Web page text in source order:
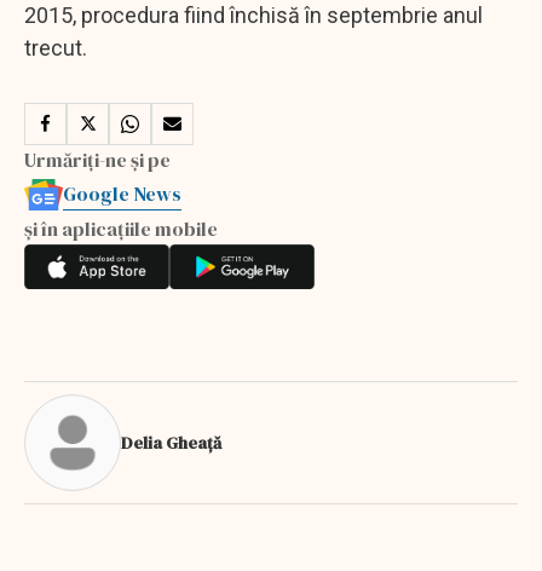
2015, procedura fiind închisă în septembrie anul
trecut.
Urmăriți-ne și pe
Google News
și în aplicațiile mobile
Delia Gheață